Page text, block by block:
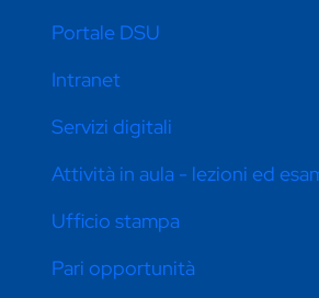
Portale DSU
Intranet
Servizi digitali
Attività in aula - lezioni ed
Ufficio stampa
Pari opportunità